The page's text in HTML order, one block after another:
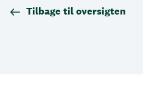
Tilbage til oversigten